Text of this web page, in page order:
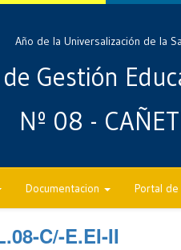
Año de la Universalización de la
Gestión
Nº 08 -
Documentacion Portal de
C/-E.EI-II